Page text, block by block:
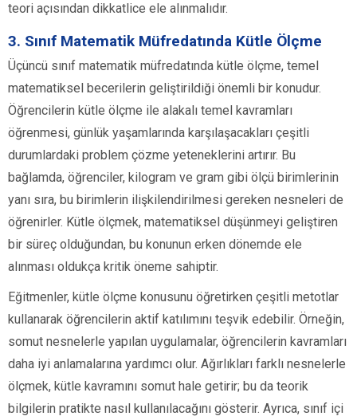
teori açısından dikkatlice ele alınmalıdır.
3. Sınıf Matematik Müfredatında Kütle Ölçme
Üçüncü sınıf matematik müfredatında kütle ölçme, temel
matematiksel becerilerin geliştirildiği önemli bir konudur.
Öğrencilerin kütle ölçme ile alakalı temel kavramları
öğrenmesi, günlük yaşamlarında karşılaşacakları çeşitli
durumlardaki problem çözme yeteneklerini artırır. Bu
bağlamda, öğrenciler, kilogram ve gram gibi ölçü birimlerinin
yanı sıra, bu birimlerin ilişkilendirilmesi gereken nesneleri de
öğrenirler. Kütle ölçmek, matematiksel düşünmeyi geliştiren
bir süreç olduğundan, bu konunun erken dönemde ele
alınması oldukça kritik öneme sahiptir.
Eğitmenler, kütle ölçme konusunu öğretirken çeşitli metotlar
kullanarak öğrencilerin aktif katılımını teşvik edebilir. Örneğin,
somut nesnelerle yapılan uygulamalar, öğrencilerin kavramları
daha iyi anlamalarına yardımcı olur. Ağırlıkları farklı nesnelerle
ölçmek, kütle kavramını somut hale getirir; bu da teorik
bilgilerin pratikte nasıl kullanılacağını gösterir. Ayrıca, sınıf içi